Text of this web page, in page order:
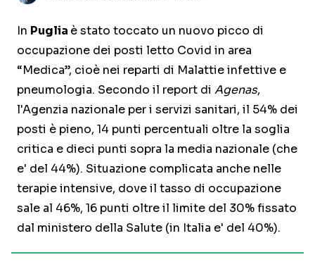
In Puglia è stato toccato un nuovo picco di
occupazione dei posti letto Covid in area
“Medica”, cioè nei reparti di Malattie infettive e
pneumologia. Secondo il report di Agenas,
l'Agenzia nazionale per i servizi sanitari, il 54% dei
posti è pieno, 14 punti percentuali oltre la soglia
critica e dieci punti sopra la media nazionale (che
e' del 44%). Situazione complicata anche nelle
terapie intensive, dove il tasso di occupazione
sale al 46%, 16 punti oltre il limite del 30% fissato
dal ministero della Salute (in Italia e' del 40%).